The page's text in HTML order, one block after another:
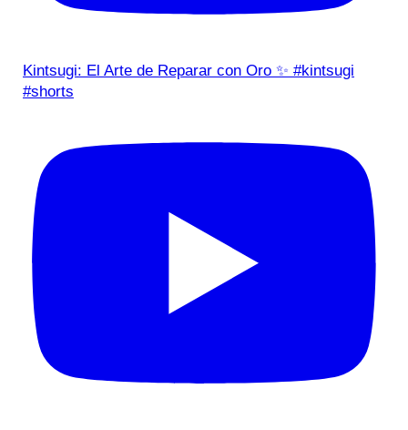
Kintsugi: El Arte de Reparar con Oro ✨ #kintsugi
#shorts